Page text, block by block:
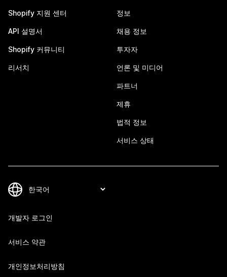
Shopify 지원 센터
API 설명서
Shopify 커뮤니티
리서치
정보
채용 정보
투자자
언론 및 미디어
파트너
제휴
법적 정보
서비스 상태
개발자 로그인
서비스 약관
개인정보처리방침